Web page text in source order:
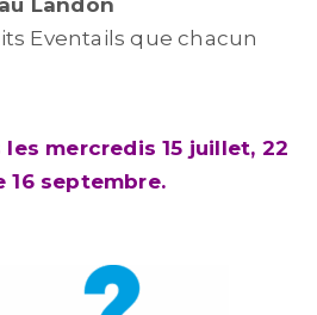
Eventails que chacun
mercredis 15 juillet, 22
septembre.